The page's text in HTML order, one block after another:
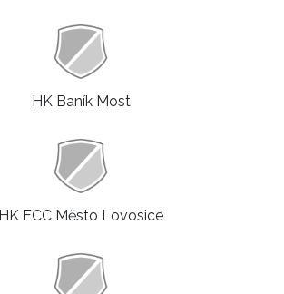
HK Baník Most
HK FCC Město Lovosice